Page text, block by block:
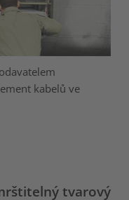
kabelů ve
tvarový